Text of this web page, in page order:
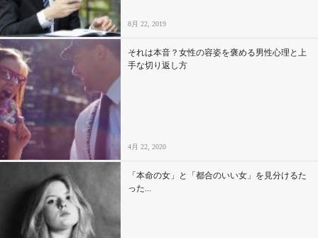
8月 22, 2019
それは本音？女性の容姿を褒める男性心理と上
手な切り返し方
4月 22, 2020
「本命の女」と「都合のいい女」を見分けるた
った...